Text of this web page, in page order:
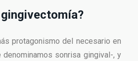
gingivectomía?
protagonismo del necesario en
sonrisa gingival-, y